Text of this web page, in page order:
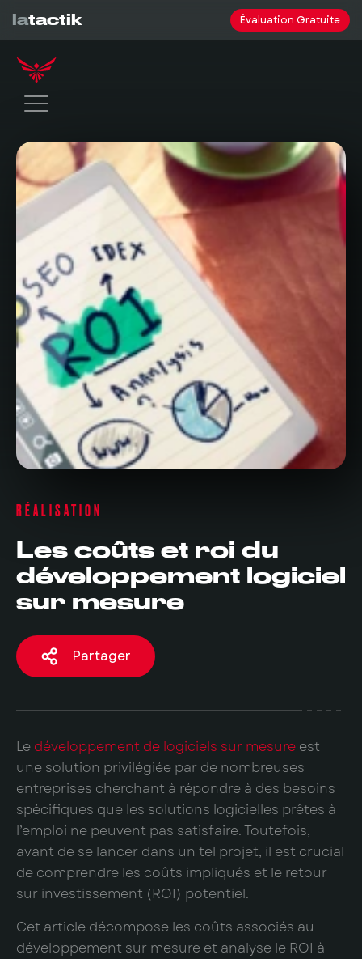
latactik Évaluation Gratuite
RÉALISATION
Les coûts et roi du
développement logiciel
sur mesure
Partager
Le développement de logiciels sur mesure est
une solution privilégiée par de nombreuses
entreprises cherchant à répondre à des besoins
spécifiques que les solutions logicielles prêtes à
l’emploi ne peuvent pas satisfaire. Toutefois,
avant de se lancer dans un tel projet, il est crucial
de comprendre les coûts impliqués et le retour
sur investissement (ROI) potentiel.
Cet article décompose les coûts associés au
développement sur mesure et analyse le ROI à